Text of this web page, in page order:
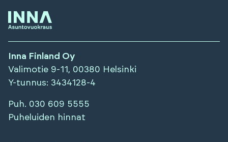
Inna Finland Oy
Valimotie 9-11, 00380 Helsinki
Y-tunnus: 3434128-4
Puh. 030 609 5555
Puheluiden hinnat